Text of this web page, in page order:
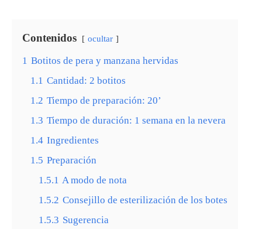
Contenidos ocultar
1 Botitos de pera y manzana hervidas
1.1 Cantidad: 2 botitos
1.2 Tiempo de preparación: 20’
1.3 Tiempo de duración: 1 semana en la nevera
1.4 Ingredientes
1.5 Preparación
1.5.1 A modo de nota
1.5.2 Consejillo de esterilización de los botes
1.5.3 Sugerencia